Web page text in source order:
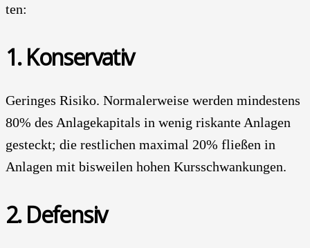
ten:
1. Kon­ser­va­tiv
Gerin­ges Risi­ko. Nor­ma­ler­wei­se wer­den min­des­tens
80% des Anla­ge­ka­pi­tals in wenig ris­kan­te Anla­gen
gesteckt; die rest­li­chen maxi­mal 20% flie­ßen in
Anla­gen mit bis­wei­len hohen Kurs­schwan­kun­gen.
2. Defen­siv